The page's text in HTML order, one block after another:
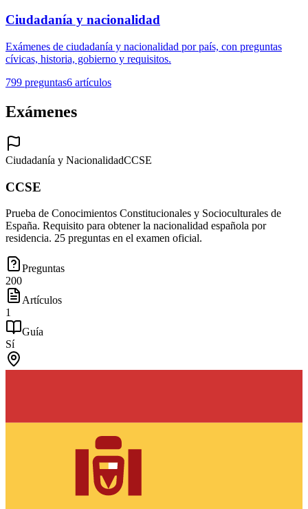
Ciudadanía y nacionalidad
Exámenes de ciudadanía y nacionalidad por país, con preguntas
cívicas, historia, gobierno y requisitos.
799 preguntas6 artículos
Exámenes
Ciudadanía y NacionalidadCCSE
CCSE
Prueba de Conocimientos Constitucionales y Socioculturales de
España. Requisito para obtener la nacionalidad española por
residencia. 25 preguntas en el examen oficial.
Preguntas
200
Artículos
1
Guía
Sí